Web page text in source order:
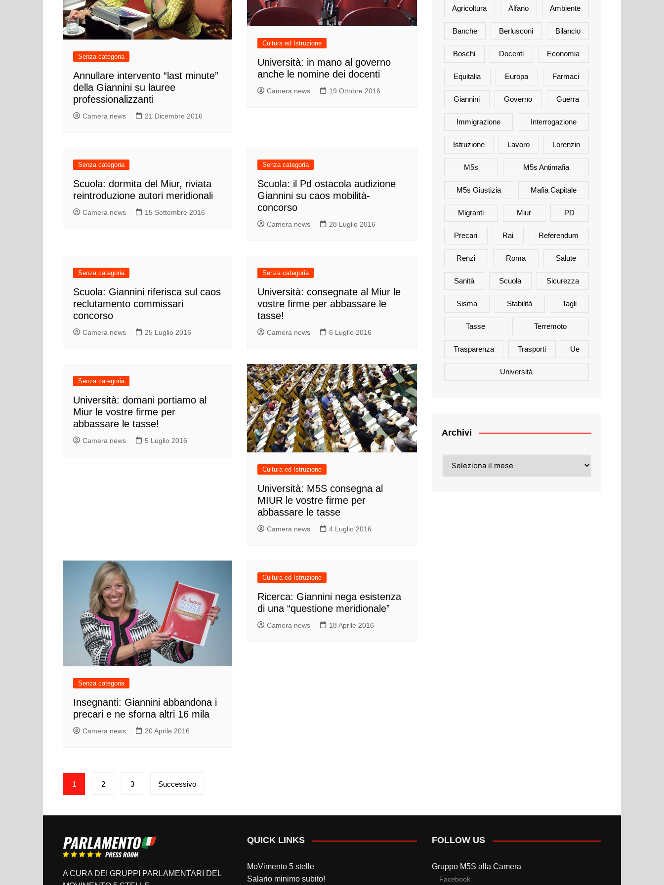
Cultura ed Istruzione
Difesa
Eventi
Lavori pubblici e Trasporti
Politiche europee
Senza categoria
Annullare intervento “last minute”
della Giannini su lauree
professionalizzanti
Camera news 21 Dicembre 2016
Cultura ed Istruzione
Università: in mano al governo
anche le nomine dei docenti
Camera news 19 Ottobre 2016
Senza categoria
Scuola: dormita del Miur, riviata
reintroduzione autori meridionali
Camera news 15 Settembre 2016
Senza categoria
Scuola: il Pd ostacola audizione
Giannini su caos mobilità-
concorso
Camera news 28 Luglio 2016
Senza categoria
Scuola: Giannini riferisca sul caos
reclutamento commissari
concorso
Camera news 25 Luglio 2016
Senza categoria
Università: consegnate al Miur le
vostre firme per abbassare le
tasse!
Camera news 6 Luglio 2016
Senza categoria
Università: domani portiamo al
Miur le vostre firme per
abbassare le tasse!
Camera news 5 Luglio 2016
Cultura ed Istruzione
Università: M5S consegna al
MIUR le vostre firme per
abbassare le tasse
Camera news 4 Luglio 2016
Senza categoria
Insegnanti: Giannini abbandona i
precari e ne sforna altri 16 mila
Camera news 20 Aprile 2016
Cultura ed Istruzione
Ricerca: Giannini nega esistenza
di una “questione meridionale”
Camera news 18 Aprile 2016
Paginazione
degli
articoli
1 2 3 Successivo
Agricoltura Alfano Ambiente
Banche Berlusconi Bilancio
Boschi Docenti Economia
Equitalia Europa Farmaci
Giannini Governo Guerra
Immigrazione Interrogazione
Istruzione Lavoro Lorenzin
M5s M5s Antimafia
M5s Giustizia Mafia Capitale
Migranti Miur PD
Precari Rai Referendum
Renzi Roma Salute
Sanità Scuola Sicurezza
Sisma Stabilità Tagli
Tasse Terremoto
Trasparenza Trasporti Ue
Università
Archivi
A CURA DEI GRUPPI PARLAMENTARI DEL
QUICK LINKS
MoVimento 5 stelle
Salario minimo subito!
FOLLOW US
Gruppo M5S alla Camera
Facebook